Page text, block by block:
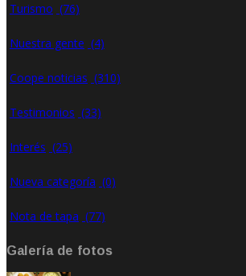
Turismo (76)
Nuestra gente (4)
Coope noticias (310)
Testimonios (33)
Interés (25)
Nueva categoría (0)
Nota de tapa (77)
Galería de fotos